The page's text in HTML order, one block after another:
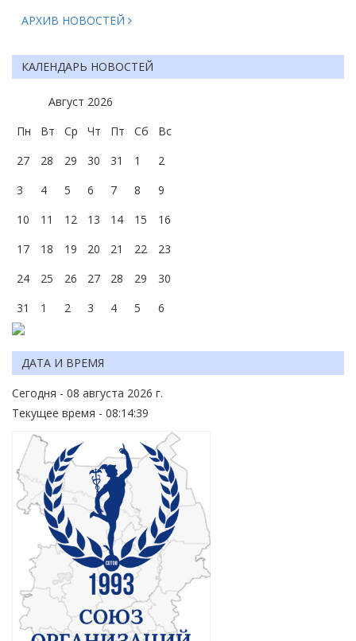
АРХИВ НОВОСТЕЙ
КАЛЕНДАРЬ НОВОСТЕЙ
Август 2026
Пн
Вт Ср Чт Пт Сб
Вс
27
28 29 30 31 1
2
3
4 5 6 7 8
9
10
11 12 13 14 15
16
17
18 19 20 21 22
23
24
25 26 27 28 29
30
31
1 2 3 4 5 6
ДАТА И ВРЕМЯ
Сегодня - 08 августа 2026 г.
Текущее время - 08:14:39